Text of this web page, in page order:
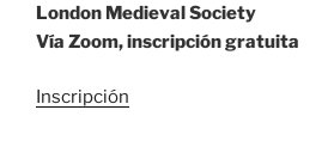
London Medieval Society
Vía Zoom, inscripción gratuita
Inscripción